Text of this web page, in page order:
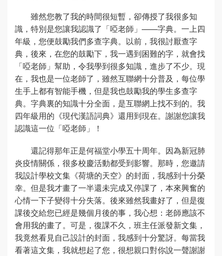
雖然您教了我的時間很短暫，卻傳授了我很多知
識，特別是您讓我認識了「啞老師」——字典。一上四
年級，您便鼓勵我們多查字典。以前，我很討厭查字
典，後來，在您的鼓勵下，我一遇到困難的字，就會找
「啞老師」幫助，令我學到很多知識，進步了不少。現
在，我也是一位老師了，雖然互聯網十分普及，每位學
生手上都有智能手機，但是我也鼓勵我的學生多查字
典。字典裏的知識十分全面，是互聯網上找不到的。我
四年級用的《現代漢語詞典》還用到現在。謝謝您讓我
認識這一位「啞老師」！
還記得那年正是何福堂小學五十周年。因為新冠肺
炎疫情關係，很多校慶活動都受到影響。那時，您邀請
我設計學校文集《荷塘的天空》的封面，我感到十分榮
幸。但是我才畫了一半還未完成又停課了，本來興奮的
心情一下子變得十分失落。後來雖然我畫好了，但是復
課後交給您已經是幾個月後的事，我心想：老師應該不
會用我的畫了。可是，復課不久，班主任派發新文集，
我竟然看見自己設計的封面，我感到十分驚訝。每當我
看著這文集，我就想起了您，很想親口對你說一聲謝謝